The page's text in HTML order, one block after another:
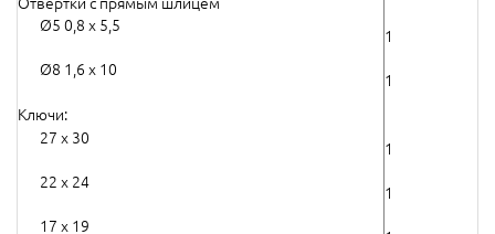
Отвертки с прямым шлицем
Ø5 0,8 х 5,5
1
Ø8 1,6 х 10
1
Ключи:
27 х 30
1
22 х 24
1
17 х 19